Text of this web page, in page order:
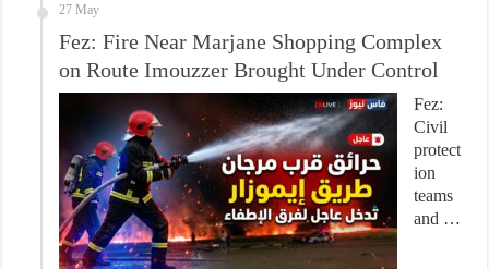
27 May
Fez: Fire Near Marjane Shopping Complex
on Route Imouzzer Brought Under Control
Fez:
Civil
protect
ion
teams
and …